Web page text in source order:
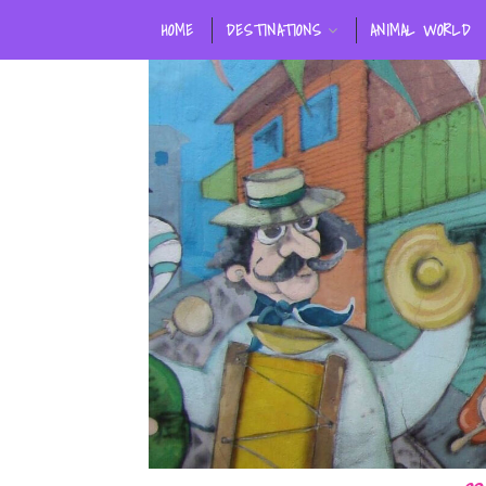
HOME DESTINATIONS ANIMAL WORLD